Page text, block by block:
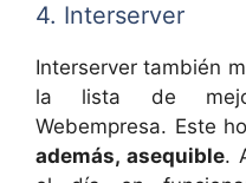
4. Interserver
Interserver también
la lista de
Webempresa. Este
además, asequible.